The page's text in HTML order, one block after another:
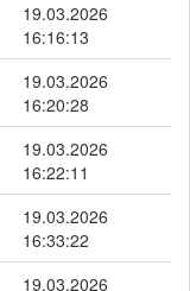
19.03.2026
16:16:13
19.03.2026
16:20:28
19.03.2026
16:22:11
19.03.2026
16:33:22
19.03.2026